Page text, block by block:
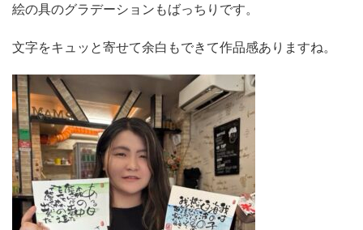
絵の具のグラデーションもばっちりです。
文字をキュッと寄せて余白もできて作品感ありますね。